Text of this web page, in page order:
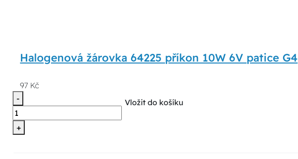
Halogenová žárovka 64225 příkon 10W 6V patice G4
97 Kč
-
+
Vložit do košíku